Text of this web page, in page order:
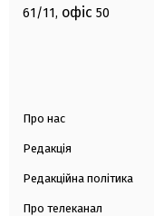
61/11, офіс 50
Про нас
Редакція
Редакційна політика
Про телеканал